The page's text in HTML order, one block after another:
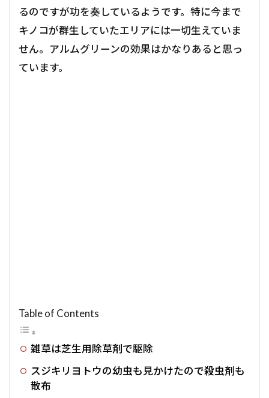
るのですが功を奏しているようです。特に今まで
キノコが群生していたエリアには一切生えていま
せん。アルムグリーンの効果はかなりあると思っ
ています。
Table of Contents
雑草は芝生用除草剤で駆除
スジキリヨトウの幼虫も見かけたので殺虫剤も
散布